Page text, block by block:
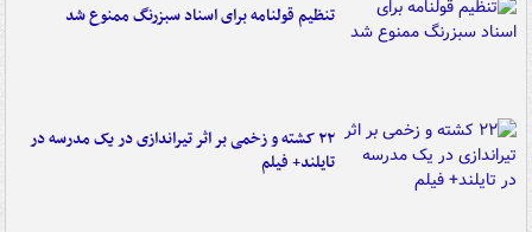
تنظیم قولنامه برای اسناد سبزرنگ ممنوع شد
۲۲ کشته و زخمی بر اثر تیراندازی در یک مدرسه در
تایلند+ فیلم